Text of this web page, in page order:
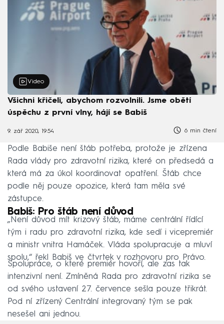
Video
Všichni křičeli, abychom rozvolnili. Jsme obětí
úspěchu z první vlny, hájí se Babiš
9. zář 2020, 19:54 6 min čtení
Podle Babiše není štáb potřeba, protože je zřízena
Rada vlády pro zdravotní rizika, které on předsedá a
která má za úkol koordinovat opatření. Štáb chce
podle něj pouze opozice, která tam měla své
zástupce.
Babiš: Pro štáb není důvod
„Není důvod mít krizový štáb, máme centrální řídící
tým i radu pro zdravotní rizika, kde sedí i vicepremiér
a ministr vnitra Hamáček. Vláda spolupracuje a mluví
spolu,“ řekl Babiš ve čtvrtek v rozhovoru pro Právo.
Spolupráce, o které premiér hovoří, ale zas tak
intenzivní není. Zmíněná Rada pro zdravotní rizika se
od svého ustavení 27. července sešla pouze třikrát.
Pod ní zřízený Centrální integrovaný tým se pak
nesešel ani jednou.